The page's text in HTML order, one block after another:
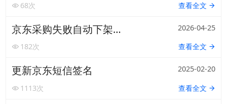
转转自动发货产品手册
68次 查看全文
京东采购失败自动下架商品
2026-04-25
182次 查看全文
更新京东短信签名
2025-02-20
1113次 查看全文